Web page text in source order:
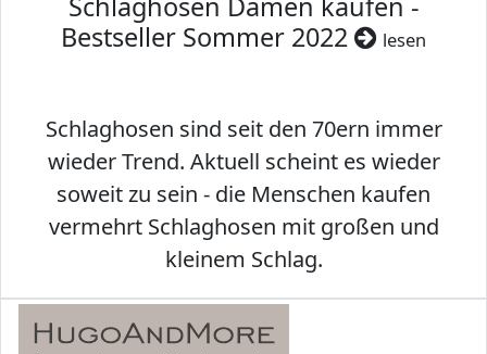
Bestseller Sommer 2022
lesen
Schlaghosen sind seit den 70ern immer
wieder Trend. Aktuell scheint es wieder
soweit zu sein - die Menschen kaufen
vermehrt Schlaghosen mit großen und
kleinem Schlag.